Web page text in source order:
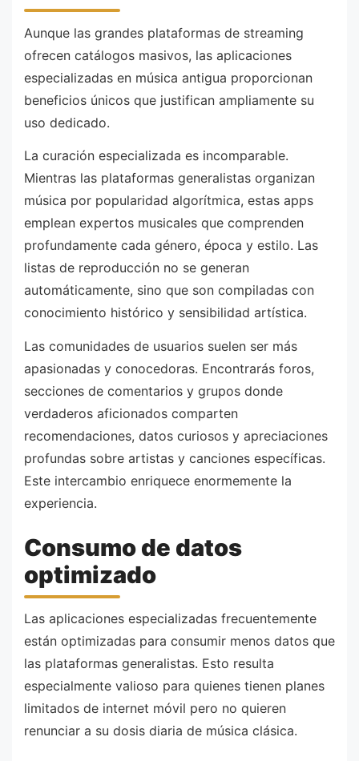
Aunque las grandes plataformas de streaming
ofrecen catálogos masivos, las aplicaciones
especializadas en música antigua proporcionan
beneficios únicos que justifican ampliamente su
uso dedicado.
La curación especializada es incomparable.
Mientras las plataformas generalistas organizan
música por popularidad algorítmica, estas apps
emplean expertos musicales que comprenden
profundamente cada género, época y estilo. Las
listas de reproducción no se generan
automáticamente, sino que son compiladas con
conocimiento histórico y sensibilidad artística.
Las comunidades de usuarios suelen ser más
apasionadas y conocedoras. Encontrarás foros,
secciones de comentarios y grupos donde
verdaderos aficionados comparten
recomendaciones, datos curiosos y apreciaciones
profundas sobre artistas y canciones específicas.
Este intercambio enriquece enormemente la
experiencia.
Consumo de datos
optimizado
Las aplicaciones especializadas frecuentemente
están optimizadas para consumir menos datos que
las plataformas generalistas. Esto resulta
especialmente valioso para quienes tienen planes
limitados de internet móvil pero no quieren
renunciar a su dosis diaria de música clásica.